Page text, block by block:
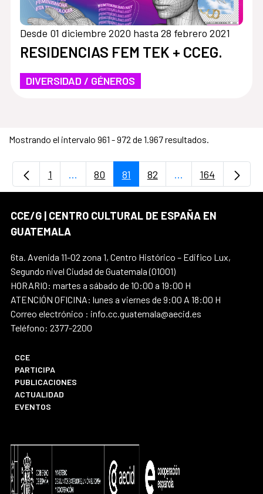
Desde 01 diciembre 2020 hasta 28 febrero 2021
RESIDENCIAS FEM TEK + CCEG.
DIVERSIDAD / GÉNEROS
Mostrando el intervalo 961 - 972 de 1.967 resultados.
Página
1 ...Páginas intermedias Use TAB para
Página
80 Página
81 Página
82 ...PáginasPágina
164
CCE/G | CENTRO CULTURAL DE ESPAÑA EN
GUATEMALA
6ta. Avenida 11-02 zona 1, Centro Histórico – Edifico Lux,
Segundo nivel Ciudad de Guatemala (01001)
HORARIO: martes a sábado de 10:00 a 19:00 H
ATENCIÓN OFICINA: lunes a viernes de 9:00 A 18:00 H
Correo electrónico : info.cc.guatemala@aecid.es
Teléfono: 2377-2200
CCE
PARTICIPA
PUBLICACIONES
ACTUALIDAD
EVENTOS